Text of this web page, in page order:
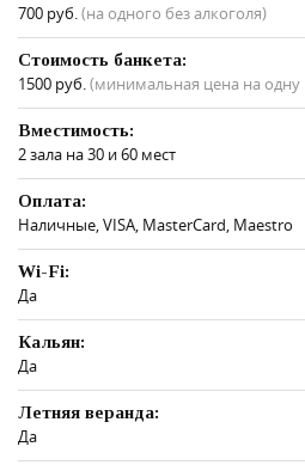
700 руб.(на одного без алкоголя)
Стоимость банкета:
1500 руб.(минимальная цена на одну
Вместимость:
2 зала на 30 и 60 мест
Оплата:
Наличные, VISA, MasterCard, Maestro
Wi-Fi:
Да
Кальян:
Да
Летняя веранда:
Да